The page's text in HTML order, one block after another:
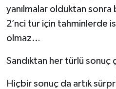
yanılmalar olduktan
2’nci tur için tahminlerde
olmaz…
Sandıktan her türlü sonuç
Hiçbir sonuç da artık